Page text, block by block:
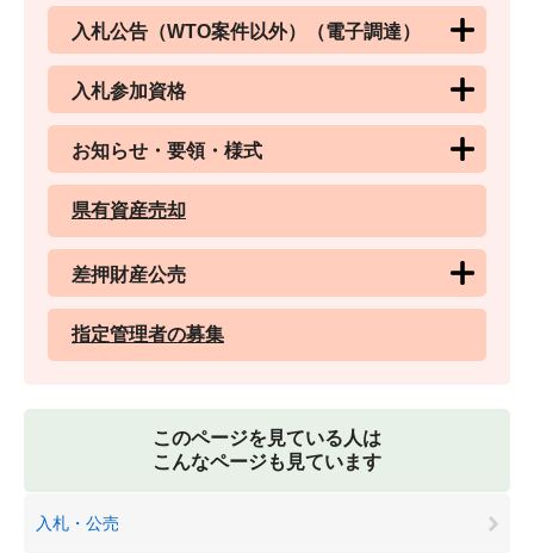
入札公告（WTO案件以外）（電子調達）
入札参加資格
お知らせ・要領・様式
県有資産売却
差押財産公売
指定管理者の募集
このページを見ている人は
こんなページも見ています
入札・公売